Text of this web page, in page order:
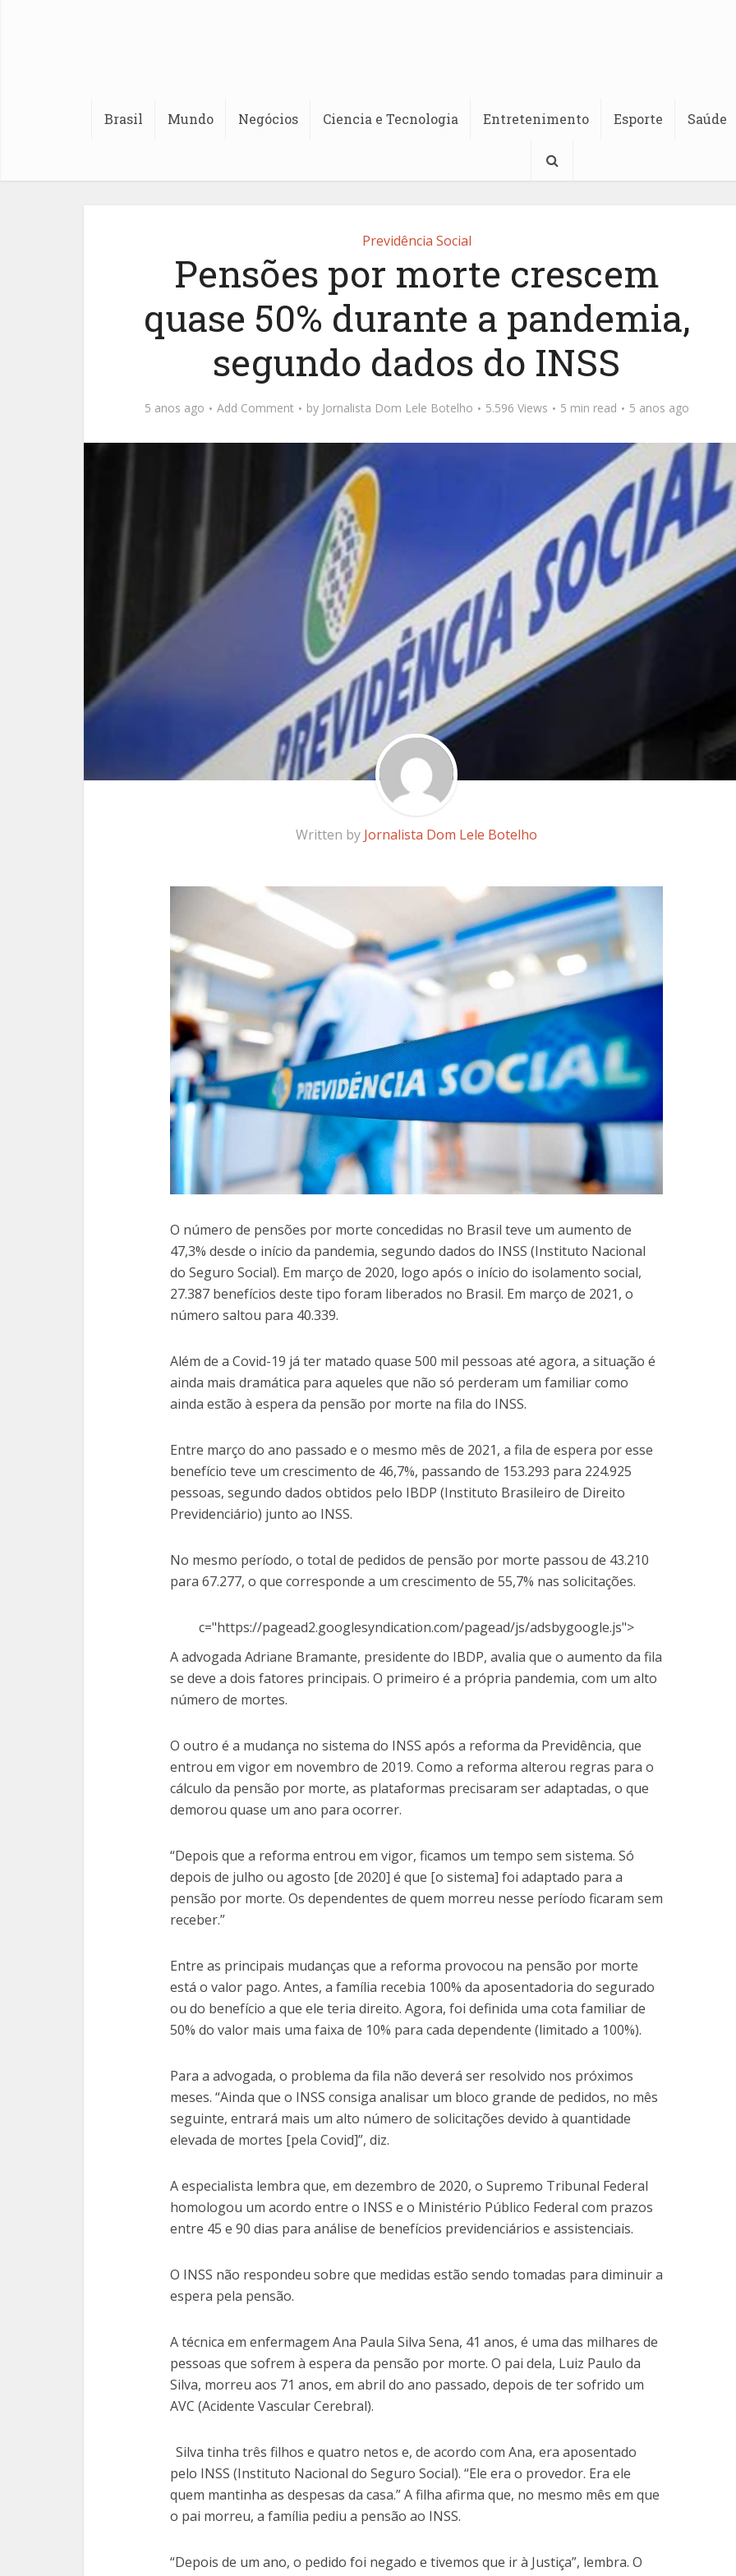
Brasil Mundo Negócios Ciencia e Tecnologia Entretenimento Esporte Saúde
Previdência Social
Pensões por morte crescem
quase 50% durante a pandemia,
segundo dados do INSS
5 anos ago Add Comment by Jornalista Dom Lele Botelho 5.596 Views 5 min read 5 anos ago
Written by Jornalista Dom Lele Botelho
O número de pensões por morte concedidas no Brasil teve um aumento de
47,3% desde o início da pandemia, segundo dados do INSS (Instituto Nacional
do Seguro Social). Em março de 2020, logo após o início do isolamento social,
27.387 benefícios deste tipo foram liberados no Brasil. Em março de 2021, o
número saltou para 40.339.
Além de a Covid-19 já ter matado quase 500 mil pessoas até agora, a situação é
ainda mais dramática para aqueles que não só perderam um familiar como
ainda estão à espera da pensão por morte na fila do INSS.
Entre março do ano passado e o mesmo mês de 2021, a fila de espera por esse
benefício teve um crescimento de 46,7%, passando de 153.293 para 224.925
pessoas, segundo dados obtidos pelo IBDP (Instituto Brasileiro de Direito
Previdenciário) junto ao INSS.
No mesmo período, o total de pedidos de pensão por morte passou de 43.210
para 67.277, o que corresponde a um crescimento de 55,7% nas solicitações.
c="https://pagead2.googlesyndication.com/pagead/js/adsbygoogle.js">
A advogada Adriane Bramante, presidente do IBDP, avalia que o aumento da fila
se deve a dois fatores principais. O primeiro é a própria pandemia, com um alto
número de mortes.
O outro é a mudança no sistema do INSS após a reforma da Previdência, que
entrou em vigor em novembro de 2019. Como a reforma alterou regras para o
cálculo da pensão por morte, as plataformas precisaram ser adaptadas, o que
demorou quase um ano para ocorrer.
“Depois que a reforma entrou em vigor, ficamos um tempo sem sistema. Só
depois de julho ou agosto [de 2020] é que [o sistema] foi adaptado para a
pensão por morte. Os dependentes de quem morreu nesse período ficaram sem
receber.”
Entre as principais mudanças que a reforma provocou na pensão por morte
está o valor pago. Antes, a família recebia 100% da aposentadoria do segurado
ou do benefício a que ele teria direito. Agora, foi definida uma cota familiar de
50% do valor mais uma faixa de 10% para cada dependente (limitado a 100%).
Para a advogada, o problema da fila não deverá ser resolvido nos próximos
meses. “Ainda que o INSS consiga analisar um bloco grande de pedidos, no mês
seguinte, entrará mais um alto número de solicitações devido à quantidade
elevada de mortes [pela Covid]”, diz.
A especialista lembra que, em dezembro de 2020, o Supremo Tribunal Federal
homologou um acordo entre o INSS e o Ministério Público Federal com prazos
entre 45 e 90 dias para análise de benefícios previdenciários e assistenciais.
O INSS não respondeu sobre que medidas estão sendo tomadas para diminuir a
espera pela pensão.
A técnica em enfermagem Ana Paula Silva Sena, 41 anos, é uma das milhares de
pessoas que sofrem à espera da pensão por morte. O pai dela, Luiz Paulo da
Silva, morreu aos 71 anos, em abril do ano passado, depois de ter sofrido um
AVC (Acidente Vascular Cerebral).
Silva tinha três filhos e quatro netos e, de acordo com Ana, era aposentado
pelo INSS (Instituto Nacional do Seguro Social). “Ele era o provedor. Era ele
quem mantinha as despesas da casa.” A filha afirma que, no mesmo mês em que
o pai morreu, a família pediu a pensão ao INSS.
“Depois de um ano, o pedido foi negado e tivemos que ir à Justiça”, lembra. O